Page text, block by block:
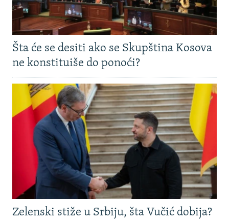
Šta će se desiti ako se Skupština Kosova
ne konstituiše do ponoći?
Zelenski stiže u Srbiju, šta Vučić dobija?